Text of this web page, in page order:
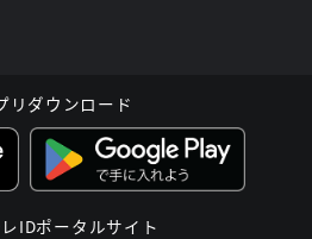
ダウンロード
IDポータルサイト